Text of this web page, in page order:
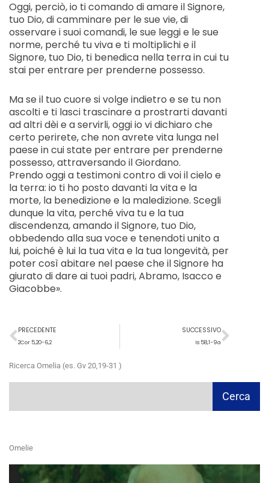
Oggi, perciò, io ti comando di amare il Signore,
tuo Dio, di camminare per le sue vie, di
osservare i suoi comandi, le sue leggi e le sue
norme, perché tu viva e ti moltiplichi e il
Signore, tuo Dio, ti benedica nella terra in cui tu
stai per entrare per prenderne possesso.
Ma se il tuo cuore si volge indietro e se tu non
ascolti e ti lasci trascinare a prostrarti davanti
ad altri dèi e a servirli, oggi io vi dichiaro che
certo perirete, che non avrete vita lunga nel
paese in cui state per entrare per prenderne
possesso, attraversando il Giordano.
Prendo oggi a testimoni contro di voi il cielo e
la terra: io ti ho posto davanti la vita e la
morte, la benedizione e la maledizione. Scegli
dunque la vita, perché viva tu e la tua
discendenza, amando il Signore, tuo Dio,
obbedendo alla sua voce e tenendoti unito a
lui, poiché è lui la tua vita e la tua longevità, per
poter così abitare nel paese che il Signore ha
giurato di dare ai tuoi padri, Abramo, Isacco e
Giacobbe».
Precedente
PRECEDENTE
2Cor 5,20-6,2
SUCCESSIVO
Is 58,1-9a
Ricerca Omelia (es. Gv 20,19-31 )
Cerca
Omelie